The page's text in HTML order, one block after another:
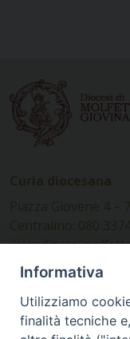
Ufficio
Informativa
Utilizziamo
finalità tecniche